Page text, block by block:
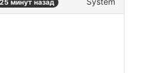
25 минут назад